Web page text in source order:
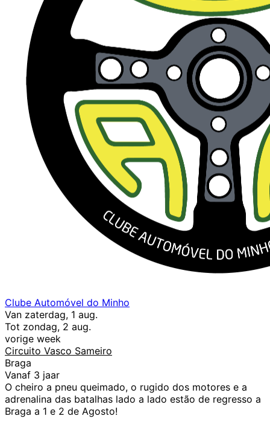
Clube Automóvel do Minho
Van zaterdag, 1 aug.
Tot zondag, 2 aug.
vorige week
Circuito Vasco Sameiro
Braga
Vanaf 3 jaar
O cheiro a pneu queimado, o rugido dos motores e a
adrenalina das batalhas lado a lado estão de regresso a
Braga a 1 e 2 de Agosto!